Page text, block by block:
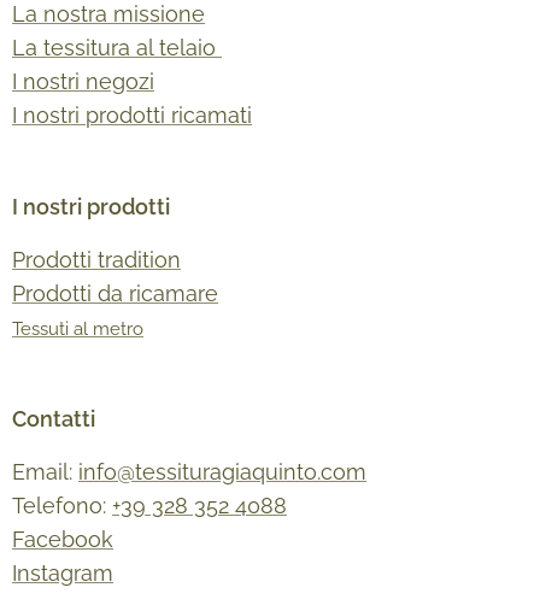
La nostra missione
La tessitura al telaio
I nostri negozi
I nostri prodotti ricamati
I nostri prodotti
Prodotti tradition
Prodotti da ricamare
Tessuti al metro
Contatti
Email: info@tessituragiaquinto.com
Telefono: +39 328 352 4088
Facebook
Instagram